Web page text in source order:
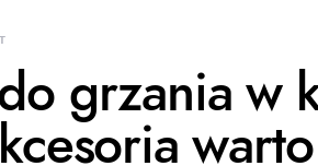
grzania w